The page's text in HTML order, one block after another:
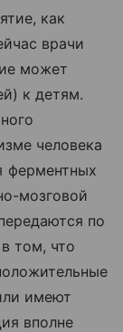
как
врачи
может
к детям.
человека
ферментных
мозговой
по
том, что
имеют
вполне